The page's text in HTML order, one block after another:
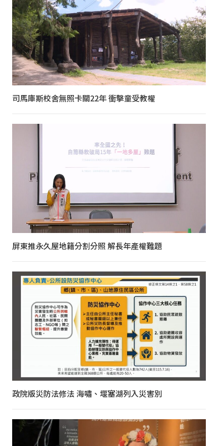
司馬庫斯校舍無照卡關22年 衝擊童受教權
屏東推永久屋地籍分割分照 解長年產權難題
政院版災防法修法 海嘯、堰塞湖列入災害別